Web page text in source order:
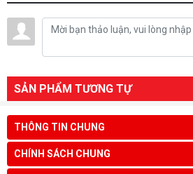
SẢN PHẨM TƯƠNG TỰ
THÔNG TIN CHUNG
CHÍNH SÁCH CHUNG